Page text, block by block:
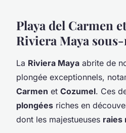
Playa del Carmen
Riviera Maya
La Riviera Maya abrite de
plongée exceptionnels,
Carmen et Cozumel. Ces
plongées riches en
dont les majestueuses raies